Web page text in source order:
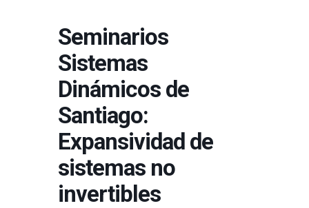
Seminarios
Sistemas
Dinámicos de
Santiago:
Expansividad de
sistemas no
invertibles